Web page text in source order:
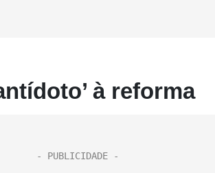
à reforma